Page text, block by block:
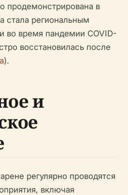
продемонстрирована в
стала региональным
во время пандемии COVID-
восстановилась после
).
и
регулярно проводятся
включая